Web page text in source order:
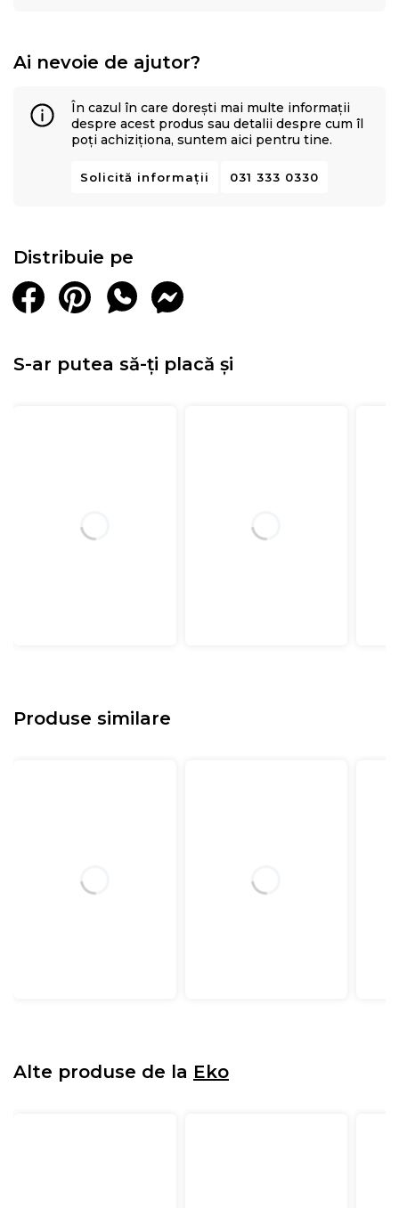
Ai nevoie de ajutor?
În cazul în care dorești mai multe informații
despre acest produs sau detalii despre cum îl
poți achiziționa, suntem aici pentru tine.
Solicită informații 031 333 0330
Distribuie pe
S-ar putea să-ți placă și
Produse similare
Alte produse de la Eko